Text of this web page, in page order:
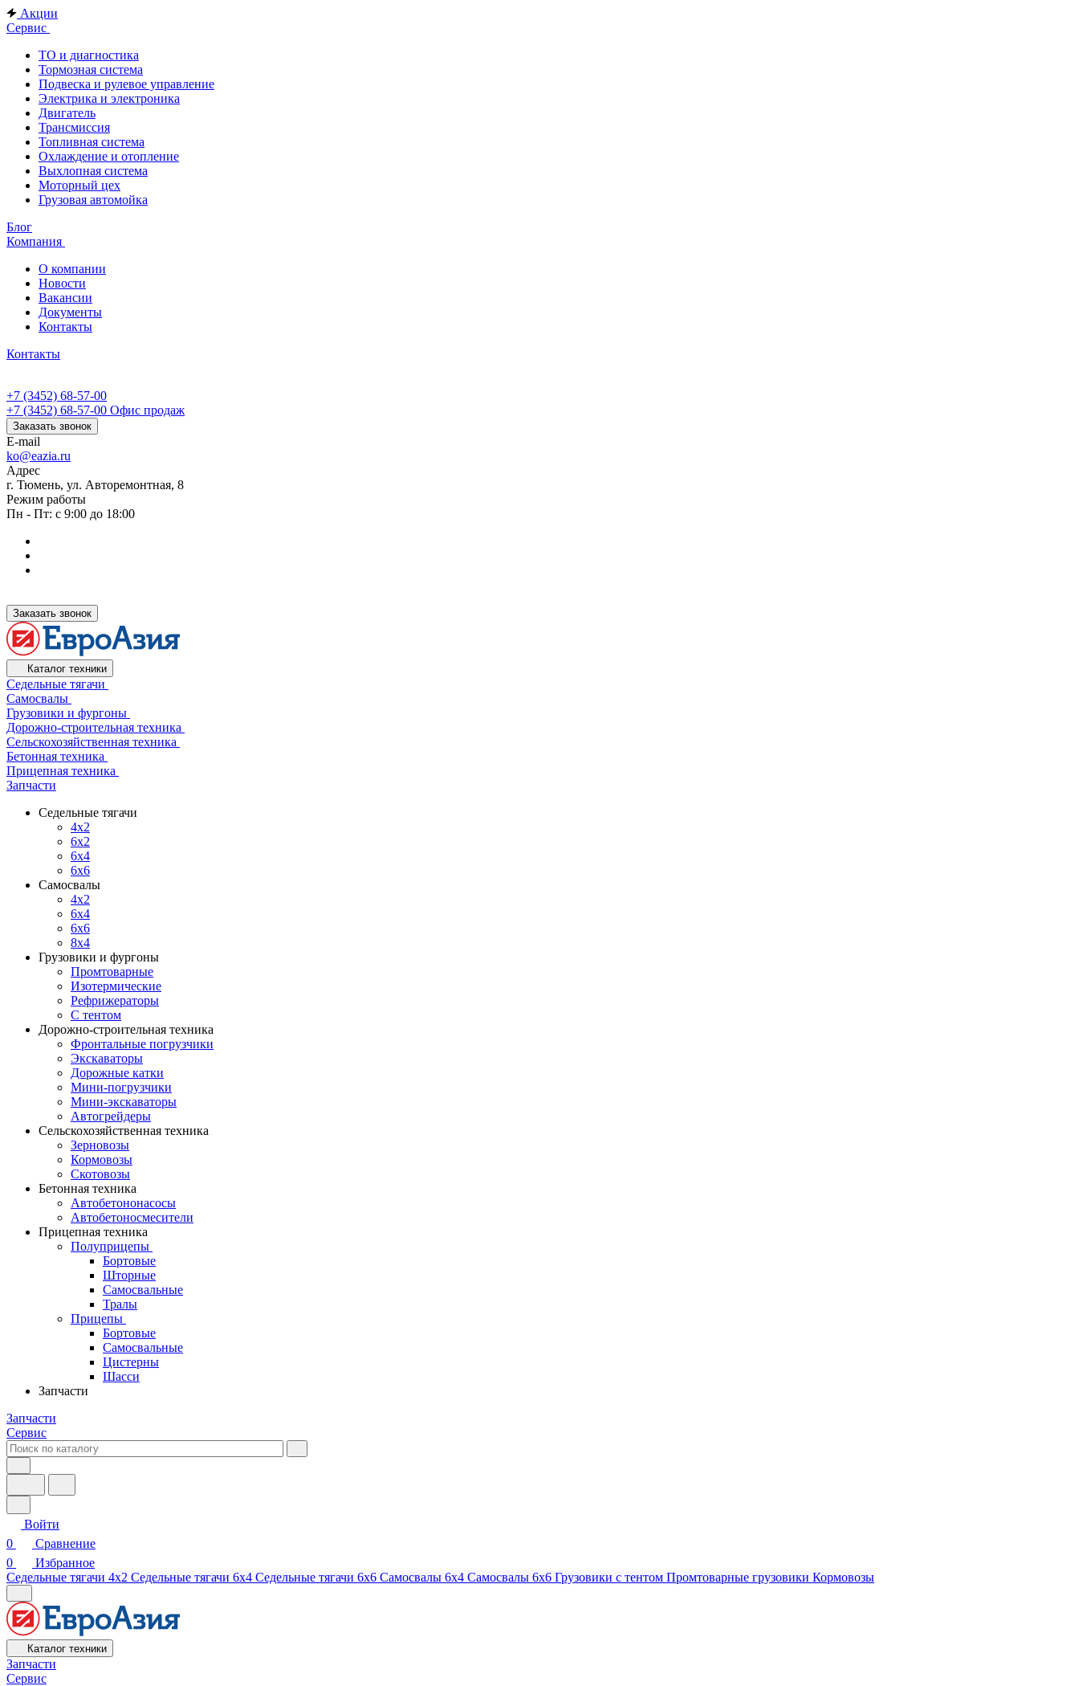
Акции
Сервис
ТО и диагностика
Тормозная система
Подвеска и рулевое управление
Электрика и электроника
Двигатель
Трансмиссия
Топливная система
Охлаждение и отопление
Выхлопная система
Моторный цех
Грузовая автомойка
Блог
Компания
О компании
Новости
Вакансии
Документы
Контакты
Контакты
+7 (3452) 68-57-00
+7 (3452) 68-57-00 Офис продаж
Заказать звонок
E-mail
ko@eazia.ru
Адрес
г. Тюмень, ул. Авторемонтная, 8
Режим работы
Пн - Пт: с 9:00 до 18:00
Заказать звонок
Каталог техники
Седельные тягачи
Самосвалы
Грузовики и фургоны
Дорожно-строительная техника
Сельскохозяйственная техника
Бетонная техника
Прицепная техника
Запчасти
Седельные тягачи
4x2
6x2
6x4
6x6
Самосвалы
4x2
6x4
6x6
8x4
Грузовики и фургоны
Промтоварные
Изотермические
Рефрижераторы
С тентом
Дорожно-строительная техника
Фронтальные погрузчики
Экскаваторы
Дорожные катки
Мини-погрузчики
Мини-экскаваторы
Автогрейдеры
Сельскохозяйственная техника
Зерновозы
Кормовозы
Скотовозы
Бетонная техника
Автобетононасосы
Автобетоносмесители
Прицепная техника
Полуприцепы
Бортовые
Шторные
Самосвальные
Тралы
Прицепы
Бортовые
Самосвальные
Цистерны
Шасси
Запчасти
Запчасти
Сервис
Войти
0
Сравнение
0
Избранное
Седельные тягачи 4х2 Седельные тягачи 6х4 Седельные тягачи 6х6 Самосвалы 6х4 Самосвалы 6х6 Грузовики с тентом Промтоварные грузовики Кормовозы
Каталог техники
Запчасти
Сервис